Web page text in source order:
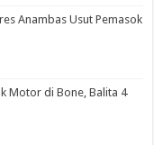
Anambas Usut Pemasok
Motor di Bone, Balita 4